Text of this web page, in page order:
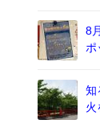
8
ポ
知
火